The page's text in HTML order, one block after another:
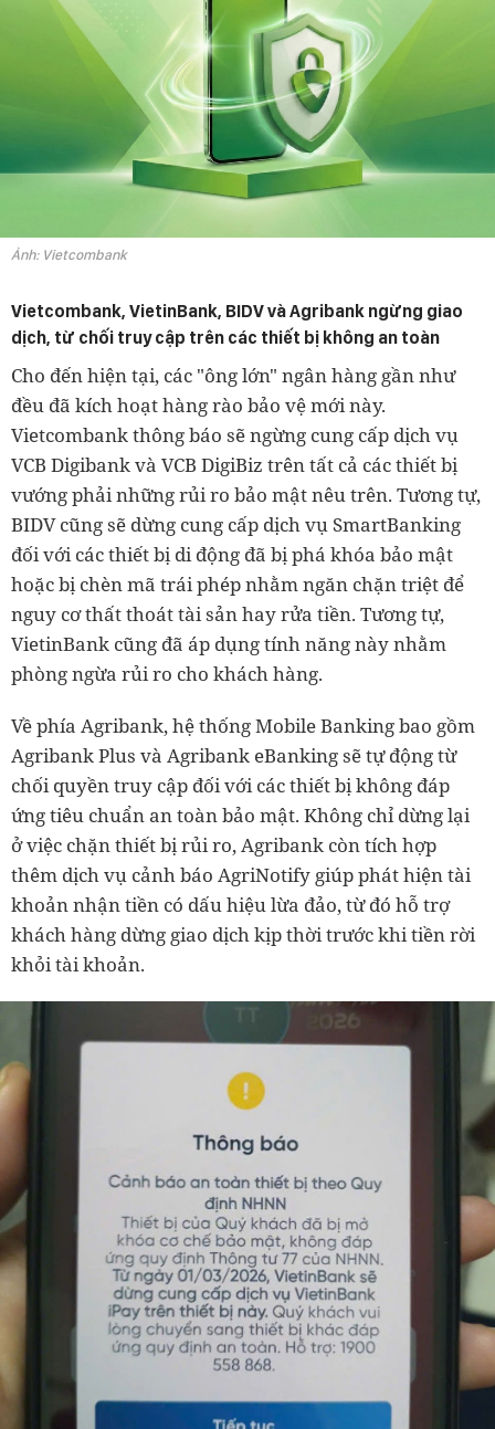
Ảnh: Vietcombank
Vietcombank, VietinBank, BIDV và Agribank ngừng giao
dịch, từ chối truy cập trên các thiết bị không an toàn
Cho đến hiện tại, các "ông lớn" ngân hàng gần như
đều đã kích hoạt hàng rào bảo vệ mới này.
Vietcombank thông báo sẽ ngừng cung cấp dịch vụ
VCB Digibank và VCB DigiBiz trên tất cả các thiết bị
vướng phải những rủi ro bảo mật nêu trên. Tương tự,
BIDV cũng sẽ dừng cung cấp dịch vụ SmartBanking
đối với các thiết bị di động đã bị phá khóa bảo mật
hoặc bị chèn mã trái phép nhằm ngăn chặn triệt để
nguy cơ thất thoát tài sản hay rửa tiền. Tương tự,
VietinBank cũng đã áp dụng tính năng này nhằm
phòng ngừa rủi ro cho khách hàng.
Về phía Agribank, hệ thống Mobile Banking bao gồm
Agribank Plus và Agribank eBanking sẽ tự động từ
chối quyền truy cập đối với các thiết bị không đáp
ứng tiêu chuẩn an toàn bảo mật. Không chỉ dừng lại
ở việc chặn thiết bị rủi ro, Agribank còn tích hợp
thêm dịch vụ cảnh báo AgriNotify giúp phát hiện tài
khoản nhận tiền có dấu hiệu lừa đảo, từ đó hỗ trợ
khách hàng dừng giao dịch kịp thời trước khi tiền rời
khỏi tài khoản.